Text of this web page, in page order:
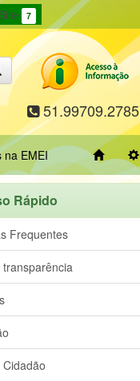
7
51.99709.2785
na EMEI
Rápido
Frequentes
transparência